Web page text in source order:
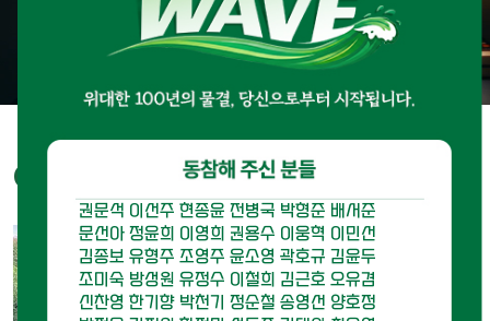
GLOCAL TodayNews
최원주 서희진 박성연 정혜욱
주세영
신동욱 권아람 김병갑 이효숙
권영애
임경수
한근호 김문수 김해룡 송덕근
이동욱 안미영 김소연 박지은 강재진 이재일
최용준 이동기 김택현
권문석 이선주 현종윤 전병국 박형준 배서준
문선아 정윤희 이영희 권용수 이웅혁 이민선
김종보 유형주 조영주 윤소영 곽호규 김윤두
조미숙 방성원 유정수 이철희 김근호 오유겸
신찬영 한기향 박천기 정순철 송영선 양호정
박정옥 김지원 한정민 성동준 김태완 최우열